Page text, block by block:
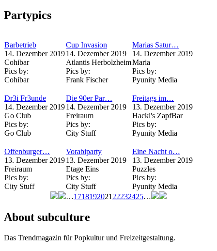
Partypics
Barbetrieb
14. Dezember 2019
Cohibar
Pics by:
Cohibar
Cup Invasion
14. Dezember 2019
Atlantis Herbolzheim
Pics by:
Frank Fischer
Marias Satur…
14. Dezember 2019
Maria
Pics by:
Pyunity Media
Dr3i Fr3unde
14. Dezember 2019
Go Club
Pics by:
Go Club
Die 90er Par…
14. Dezember 2019
Freiraum
Pics by:
City Stuff
Freitags im…
13. Dezember 2019
Hackl's ZapfBar
Pics by:
Pyunity Media
Offenburger…
13. Dezember 2019
Freiraum
Pics by:
City Stuff
Vorabiparty
13. Dezember 2019
Etage Eins
Pics by:
City Stuff
Eine Nacht o…
13. Dezember 2019
Puzzles
Pics by:
Pyunity Media
…1718192021 22232425…
About subculture
Das Trendmagazin für Popkultur und Freizeitgestaltung.